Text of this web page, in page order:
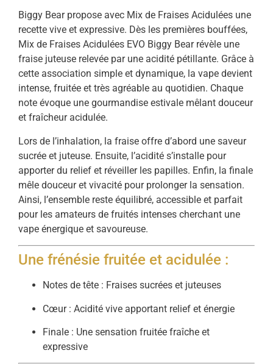
Biggy Bear propose avec Mix de Fraises Acidulées une
recette vive et expressive. Dès les premières bouffées,
Mix de Fraises Acidulées EVO Biggy Bear révèle une
fraise juteuse relevée par une acidité pétillante. Grâce à
cette association simple et dynamique, la vape devient
intense, fruitée et très agréable au quotidien. Chaque
note évoque une gourmandise estivale mêlant douceur
et fraîcheur acidulée.
Lors de l’inhalation, la fraise offre d’abord une saveur
sucrée et juteuse. Ensuite, l’acidité s’installe pour
apporter du relief et réveiller les papilles. Enfin, la finale
mêle douceur et vivacité pour prolonger la sensation.
Ainsi, l’ensemble reste équilibré, accessible et parfait
pour les amateurs de fruités intenses cherchant une
vape énergique et savoureuse.
Une frénésie fruitée et acidulée :
Notes de tête : Fraises sucrées et juteuses
Cœur : Acidité vive apportant relief et énergie
Finale : Une sensation fruitée fraîche et
expressive